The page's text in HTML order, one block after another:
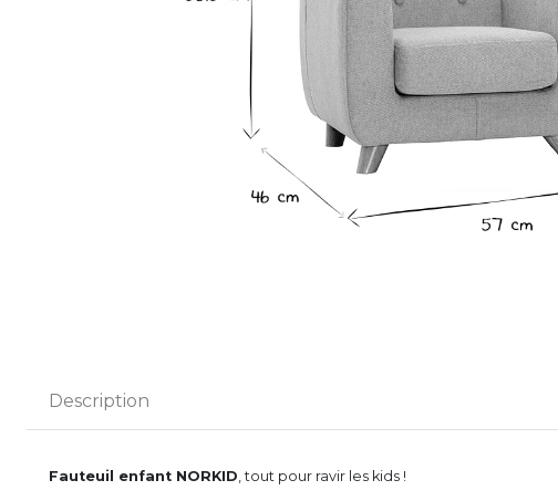
Description
Fauteuil enfant NORKID , tout pour ravir les kids !